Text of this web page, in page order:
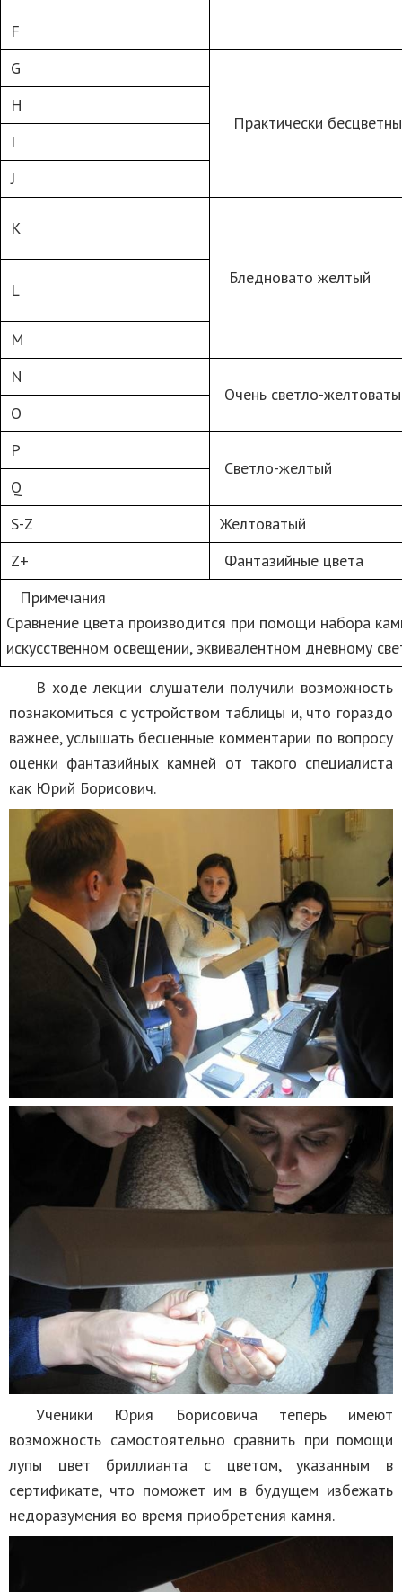
F
G
Практически
H
I
J
K
Бледновато желтый
L
M
N
Очень светло-
O
P
Светло-желтый
Q
S-Z
Желтоватый
Z+
Фантазийные цвета
Примечания
Сравнение цвета производится при помощи набора
искусственном освещении, эквивалентном дневному
В ходе лекции слушатели получили возможность
познакомиться с устройством таблицы и, что гораздо
важнее, услышать бесценные комментарии по вопросу
оценки фантазийных камней от такого специалиста
как Юрий Борисович.
Ученики Юрия Борисовича теперь имеют
возможность самостоятельно сравнить при помощи
лупы цвет бриллианта с цветом, указанным в
сертификате, что поможет им в будущем избежать
недоразумения во время приобретения камня.